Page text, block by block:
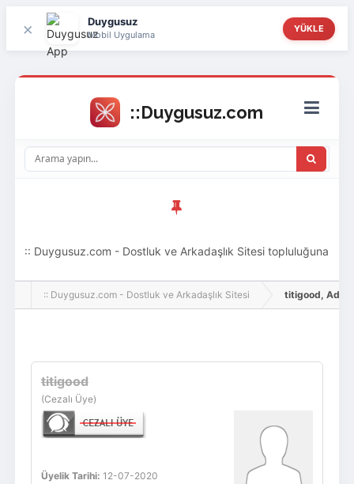
× Duygusuz
Mobil Uygulama
YÜKLE
:: Duygusuz.com - Dostluk ve Arkadaşlık Sitesi topluluğuna
hoş geldin ziyaretçi! Aramıza katılmak istersen kayıt
:: Duygusuz.com - Dostluk ve Arkadaşlık Sitesi titigood, Adlı
titigood
(Cezalı Üye)
Üyelik Tarihi: 12-07-2020